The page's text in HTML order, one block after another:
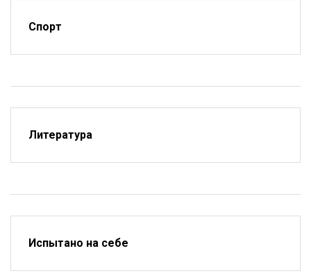
Спорт
Литература
Испытано на себе